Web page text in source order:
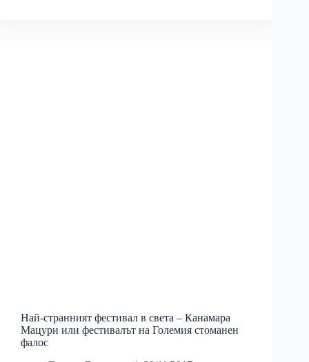
Най-странният фестивал в света – Канамара
Мацури или фестивалът на Големия стоманен
фалос